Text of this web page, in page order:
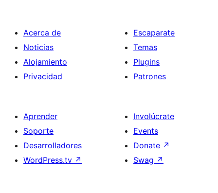
Acerca de
Noticias
Alojamiento
Privacidad
Escaparate
Temas
Plugins
Patrones
Aprender
Soporte
Desarrolladores
WordPress.tv ↗
Involúcrate
Events
Donate ↗
Swag ↗